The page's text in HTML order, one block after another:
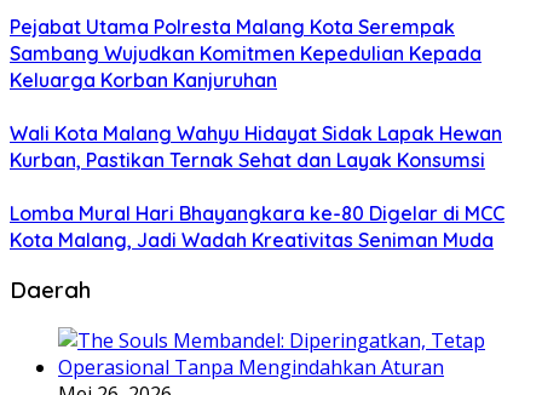
Pejabat Utama Polresta Malang Kota Serempak
Sambang Wujudkan Komitmen Kepedulian Kepada
Keluarga Korban Kanjuruhan
Wali Kota Malang Wahyu Hidayat Sidak Lapak Hewan
Kurban, Pastikan Ternak Sehat dan Layak Konsumsi
Lomba Mural Hari Bhayangkara ke-80 Digelar di MCC
Kota Malang, Jadi Wadah Kreativitas Seniman Muda
Daerah